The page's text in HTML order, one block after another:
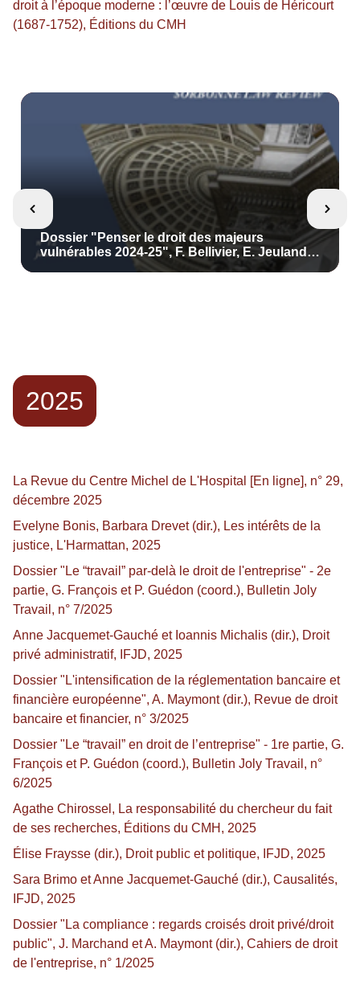
droit à l’époque moderne : l’œuvre de Louis de Héricourt
(1687-1752), Éditions du CMH
Dossier "Penser le droit des majeurs
vulnérables 2024-25", F. Bellivier, E. Jeuland,
S. Prétot (dir.), La Revue Juridique de la
2025
La Revue du Centre Michel de L'Hospital [En ligne], n° 29,
décembre 2025
Evelyne Bonis, Barbara Drevet (dir.), Les intérêts de la
justice, L'Harmattan, 2025
Dossier "Le “travail” par-delà le droit de l'entreprise" - 2e
partie, G. François et P. Guédon (coord.), Bulletin Joly
Travail, n° 7/2025
Anne Jacquemet-Gauché et Ioannis Michalis (dir.), Droit
privé administratif, IFJD, 2025
Dossier "L'intensification de la réglementation bancaire et
financière européenne", A. Maymont (dir.), Revue de droit
bancaire et financier, n° 3/2025
Dossier "Le “travail” en droit de l’entreprise" - 1re partie, G.
François et P. Guédon (coord.), Bulletin Joly Travail, n°
6/2025
Agathe Chirossel, La responsabilité du chercheur du fait
de ses recherches, Éditions du CMH, 2025
Élise Fraysse (dir.), Droit public et politique, IFJD, 2025
Sara Brimo et Anne Jacquemet-Gauché (dir.), Causalités,
IFJD, 2025
Dossier "La compliance : regards croisés droit privé/droit
public", J. Marchand et A. Maymont (dir.), Cahiers de droit
de l'entreprise, n° 1/2025